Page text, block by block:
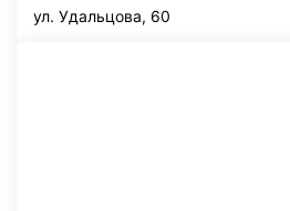
ул. Удальцова, 60